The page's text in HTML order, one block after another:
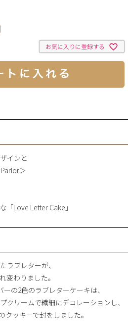
お気に入りに登録する
インと
＞
「Love Letter Cake」
ラブレターが、
変わりました。
の2色のラブレターケーキは、
クリームで繊細にデコレーションし、
ッキーで封をしました。